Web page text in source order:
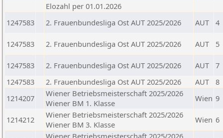
Elozahl per 01.01.2026
1247583
2. Frauenbundesliga Ost AUT 2025/2026 AUT 4
1247583 2. Frauenbundesliga Ost AUT 2025/2026 AUT 5
1247583 2. Frauenbundesliga Ost AUT 2025/2026 AUT
7
1247583
2. Frauenbundesliga Ost AUT 2025/2026 AUT
8
1214207
Wiener Betriebsmeisterschaft 2025/2026
Wiener BM 1. Klasse
Wien 9
1214212
Wiener Betriebsmeisterschaft 2025/2026
Wiener BM 3. Klasse
Wien 6
Wiener Betriebsmeisterschaft 2025/2026